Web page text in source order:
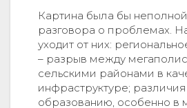
Картина была бы
разговора о проблемах.
уходит от них:
– разрыв между
сельскими районами в
инфраструктуре;
образованию, особенно в